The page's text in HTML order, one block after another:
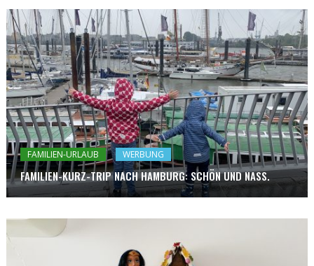
FAMILIEN-URLAUB WERBUNG
FAMILIEN-KURZ-TRIP NACH HAMBURG: SCHÖN UND NASS.